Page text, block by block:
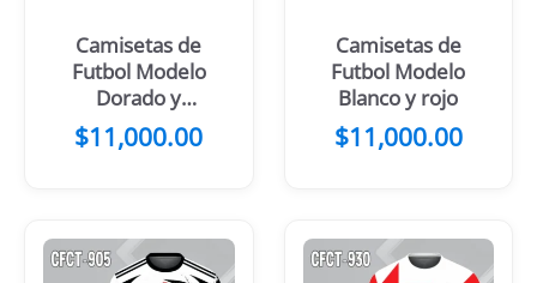
Camisetas de
Futbol Modelo
Dorado y
blanco
$11,000.00
Camisetas de
Futbol Modelo
Blanco y rojo
$11,000.00